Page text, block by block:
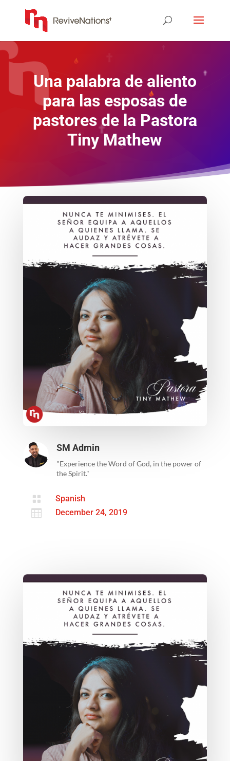
Una palabra de aliento
para las esposas de
pastores de la Pastora
Tiny Mathew
SM Admin
"Experience the Word of God, in the power of
the Spirit."
 Spanish
 December 24, 2019